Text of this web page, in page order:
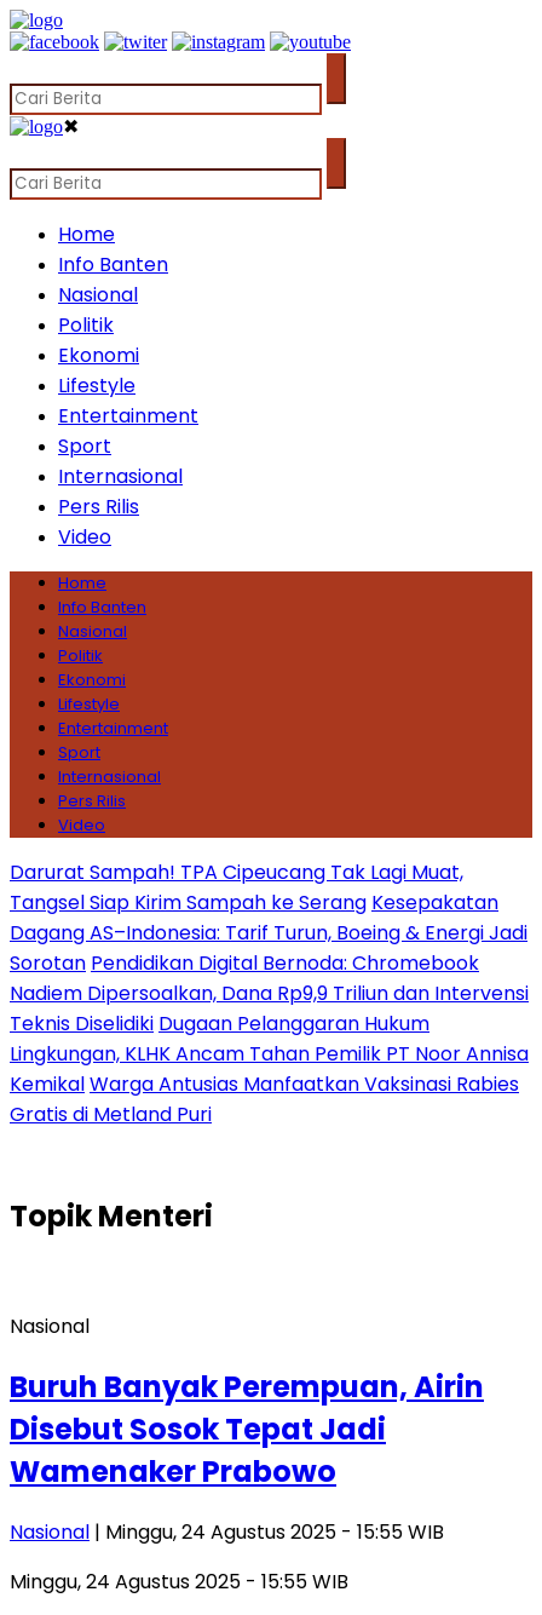
✖
Home
Info Banten
Nasional
Politik
Ekonomi
Lifestyle
Entertainment
Sport
Internasional
Pers Rilis
Video
Home
Info Banten
Nasional
Politik
Ekonomi
Lifestyle
Entertainment
Sport
Internasional
Pers Rilis
Video
Darurat Sampah! TPA Cipeucang Tak Lagi Muat,
Tangsel Siap Kirim Sampah ke Serang Kesepakatan
Dagang AS–Indonesia: Tarif Turun, Boeing & Energi Jadi
Sorotan Pendidikan Digital Bernoda: Chromebook
Nadiem Dipersoalkan, Dana Rp9,9 Triliun dan Intervensi
Teknis Diselidiki Dugaan Pelanggaran Hukum
Lingkungan, KLHK Ancam Tahan Pemilik PT Noor Annisa
KemikalWarga Antusias Manfaatkan Vaksinasi Rabies
Gratis di Metland Puri
TopikMenteri
Nasional
Buruh Banyak Perempuan, Airin
Disebut Sosok Tepat Jadi
Wamenaker Prabowo
Nasional | Minggu, 24 Agustus 2025 - 15:55 WIB
Minggu, 24 Agustus 2025 - 15:55 WIB